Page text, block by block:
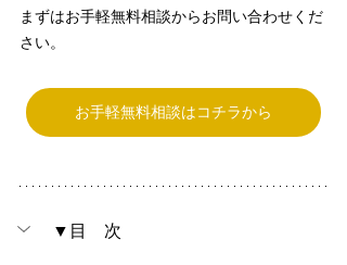
まずはお手軽無料相談からお問い合わせくだ
さい。
お手軽無料相談はコチラから
▼目　次